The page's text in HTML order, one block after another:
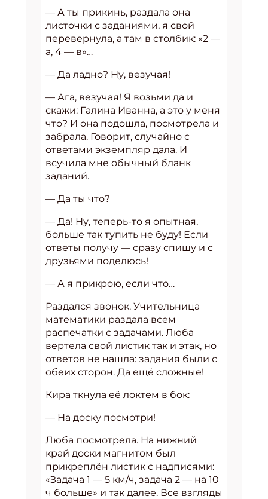
— А ты прикинь, раздала она
листочки с заданиями, я свой
перевернула, а там в столбик: «2 —
а, 4 — в»…
— Да ладно? Ну, везучая!
— Ага, везучая! Я возьми да и
скажи: Галина Иванна, а это у меня
что? И она подошла, посмотрела и
забрала. Говорит, случайно с
ответами экземпляр дала. И
всучила мне обычный бланк
заданий.
— Да ты что?
— Да! Ну, теперь-то я опытная,
больше так тупить не буду! Если
ответы получу — сразу спишу и с
друзьями поделюсь!
— А я прикрою, если что…
Раздался звонок. Учительница
математики раздала всем
распечатки с задачами. Люба
вертела свой листик так и этак, но
ответов не нашла: задания были с
обеих сторон. Да ещё сложные!
Кира ткнула её локтем в бок:
— На доску посмотри!
Люба посмотрела. На нижний
край доски магнитом был
прикреплён листик с надписями:
«Задача 1 — 5 км/ч, задача 2 — на 10
ч больше» и так далее. Все взгляды